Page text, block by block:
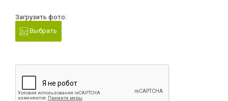
Загрузить фото:
Выбрать